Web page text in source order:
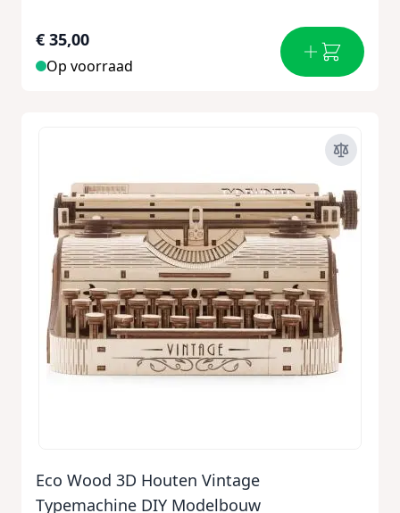
€ 35,00
Op voorraad
Eco Wood 3D Houten Vintage
Typemachine DIY Modelbouw